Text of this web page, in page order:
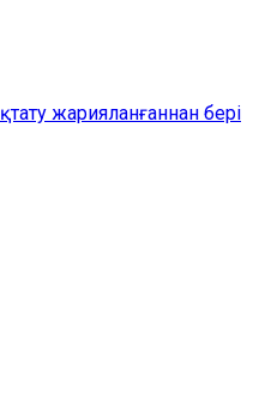
жарияланғаннан бері